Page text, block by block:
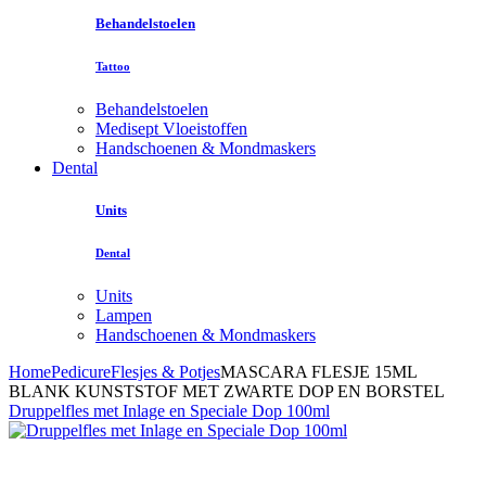
Behandelstoelen
Tattoo
Behandelstoelen
Medisept Vloeistoffen
Handschoenen & Mondmaskers
Dental
Units
Dental
Units
Lampen
Handschoenen & Mondmaskers
HomePedicureFlesjes & PotjesMASCARA FLESJE 15ML
BLANK KUNSTSTOF MET ZWARTE DOP EN BORSTEL
Druppelfles met Inlage en Speciale Dop 100ml